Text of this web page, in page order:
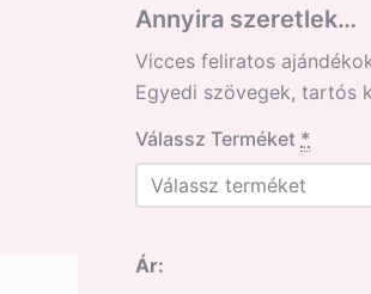
Annyira szeretlek…
Vicces feliratos
Egyedi szövegek, tartós
Válassz Terméket *
Ár: